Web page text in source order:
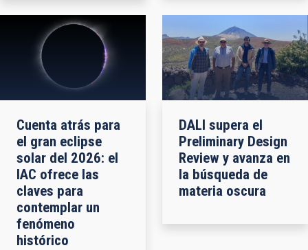
Cuenta atrás para
el gran eclipse
solar del 2026: el
IAC ofrece las
claves para
contemplar un
fenómeno
histórico
DALI supera el
Preliminary Design
Review y avanza en
la búsqueda de
materia oscura